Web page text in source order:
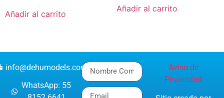
Añadir al carrito
Añadir al carrito
info@dehumodels.com
WhatsApp: 55
Aviso de
Privacidad